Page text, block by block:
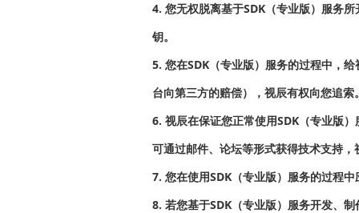
4. 您无权脱离基于SDK（专业版）服务
钥。
5. 您在SDK（专业版）服务的过程中，
台向第三方的赔偿），视辰有权向您追索
6. 视辰在保证您正常使用SDK（专业版
可通过邮件、论坛等形式获得技术支持
7. 您在使用SDK（专业版）服务的过程
8. 若您基于SDK（专业版）服务开发、